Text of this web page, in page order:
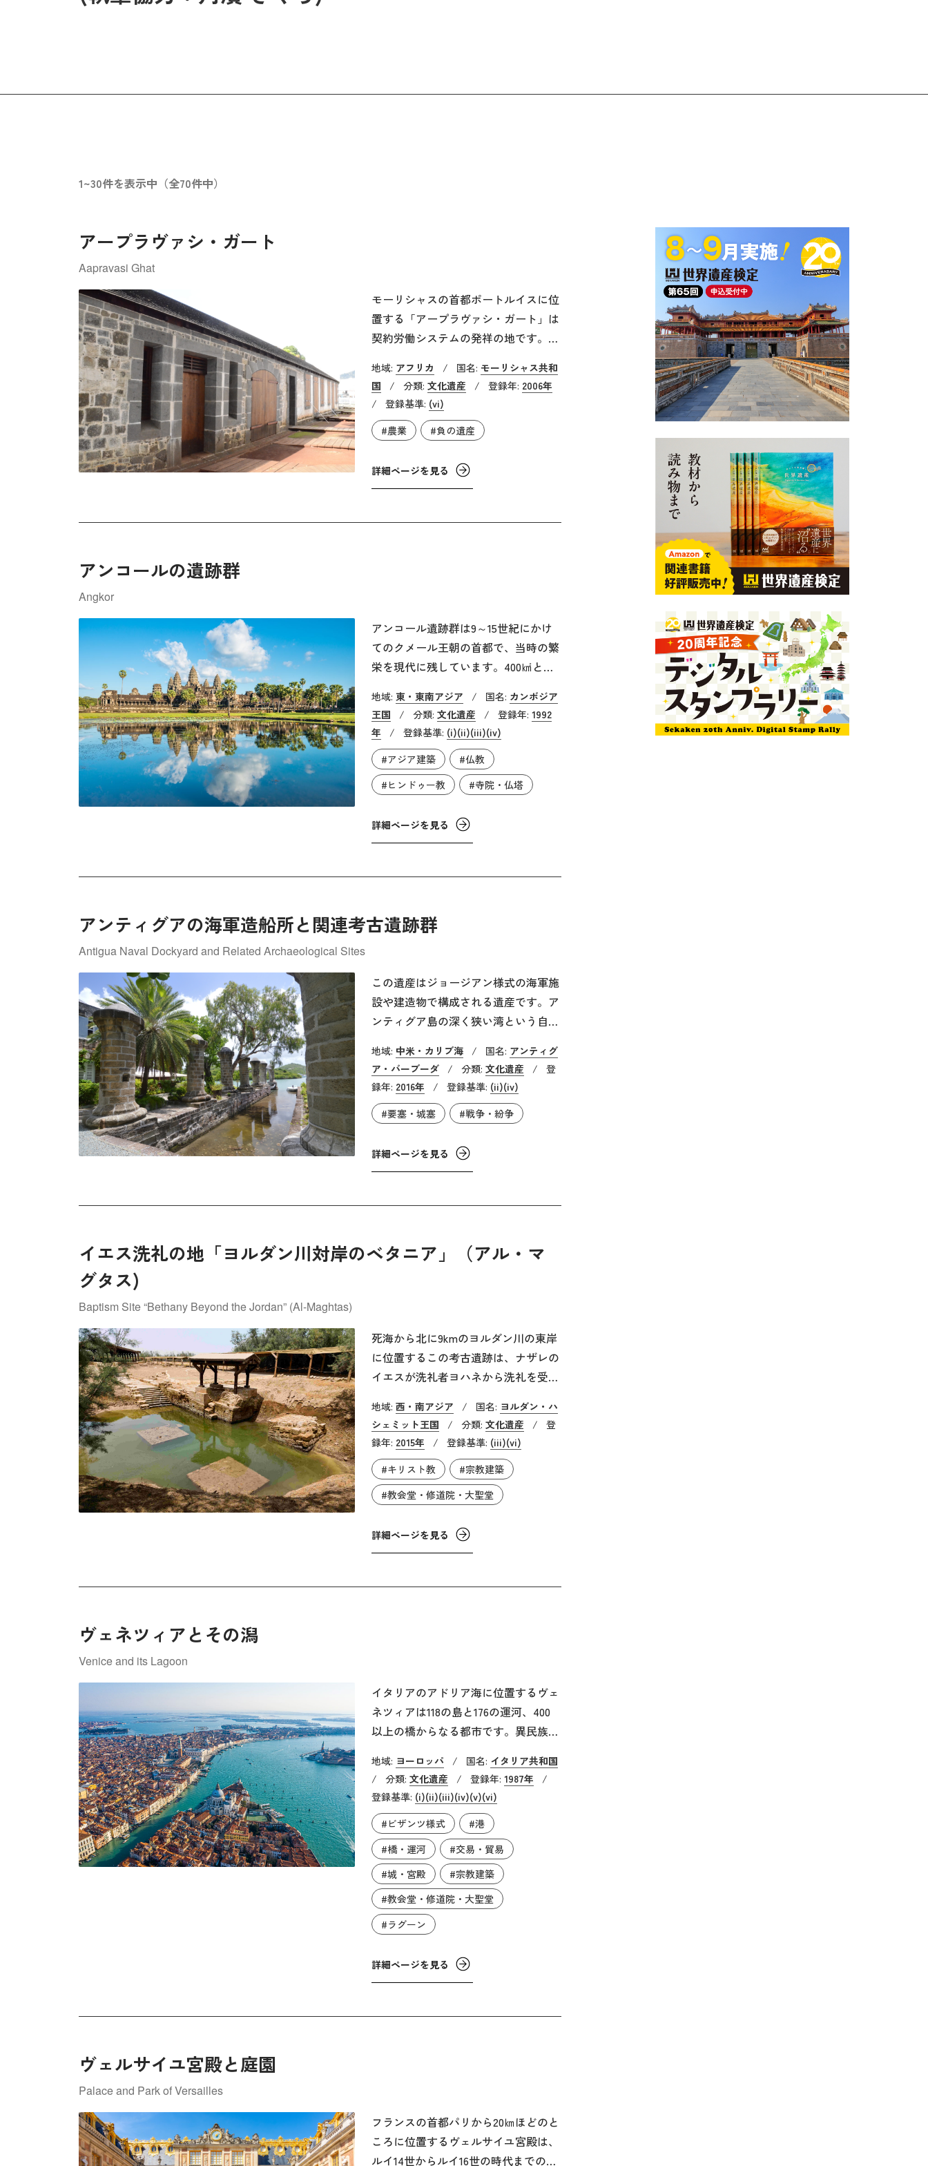
1~30件を表示中（全70件中）
アープラヴァシ・ガート
Aapravasi Ghat
モーリシャスの首都ポートルイスに位
置する「アープラヴァシ・ガート」は
契約労働システムの発祥の地です。ア
がサトウキビ農園での労働者として送
り込まれました。移民の大半はインド
からの移民でした。これらの年季労働
者の3分の1は祖国に帰国するか、別の
シャスに永住しました。現在のモーリ
シャスの人口の70％は当時の移民の子
地域: アフリカ / 国名: モーリシャス共和
国
/ 分類: 文化遺産 / 登録年: 2006年
/
登録基準: (vi)
#農業
#負の遺産
詳細ページを見る
アンコールの遺跡群
Angkor
アンコール遺跡群は9～15世紀にかけ
てのクメール王朝の首都で、当時の繁
栄を現代に残しています。400㎢とい
利施設などの遺構が残っています。登
録エリア内には多くの村が点在し、ア
ンコール朝の時代まで祖先が遡る村も
存在します。アンコール朝の歴代の王
は即位のたびに都城と寺院を造営し、
術が花開いた地域であると同時にクメ
ール美術を代表する地域でもあり、東
した。
地域: 東・東南アジア / 国名: カンボジア
王国
/ 分類: 文化遺産 / 登録年: 1992
年
/ 登録基準: (i)(ii)(iii)(iv)
#アジア建築
#仏教
#ヒンドゥー教
#寺院・仏塔
詳細ページを見る
アンティグアの海軍造船所と関連考古遺跡群
Antigua Naval Dockyard and Related Archaeological Sites
この遺産はジョージアン様式の海軍施
設や建造物で構成される遺産です。ア
ンティグア島の深く狭い湾という自然
に最適でした。18世紀末から19世紀初
頭の英仏植民地戦争期に、多くの建物
を建設し規模を拡大させました。英仏
植民地戦争が鎮まった後は、1889年に
イギリス海軍の艦艇の整備や拠点とし
ての重要な役割を担いました。閉鎖理
した。
地域: 中米・カリブ海 / 国名: アンティグ
ア・バーブーダ
/ 分類: 文化遺産 /
登
録年: 2016年 / 登録基準: (ii)(iv)
#要塞・城塞
#戦争・紛争
詳細ページを見る
イエス洗礼の地「ヨルダン川対岸のベタニア」（アル・マ
グタス)
Baptism Site “Bethany Beyond the Jordan” (Al-Maghtas)
死海から北に9kmのヨルダン川の東岸
に位置するこの考古遺跡は、ナザレの
イエスが洗礼者ヨハネから洗礼を受け
は預言者エリヤが天に昇ったとされる
聖エリヤの丘と、洗礼者である聖ヨハ
ネ教会群の2つの地区で構成されてい
ます。ローマ帝国やビザンツ帝国の時
代の教会や礼拝堂、修道院、洗礼のた
キリスト教徒の重要な巡礼地になって
います。そのためカトリック教徒だけ
な宗派のキリスト教徒がこの地を訪れ
地域: 西・南アジア / 国名: ヨルダン・ハ
シェミット王国
/ 分類: 文化遺産 /
登
録年: 2015年 / 登録基準: (iii)(vi)
#キリスト教
#宗教建築
#教会堂・修道院・大聖堂
詳細ページを見る
ヴェネツィアとその潟
Venice and its Lagoon
イタリアのアドリア海に位置するヴェ
ネツィアは118の島と176の運河、400
以上の橋からなる都市です。異民族の
(イタリア語でラグーナ)に都市を築き
ました。7世紀には本格的な建物が建
てられ、8世紀には形式上ではビザン
ツ帝国に従属しつつも、実質的に独立
を保ち、東方貿易の拠点として発展し
ました。10世紀には主要な海運国とな
り、1797年のナポレオン1世から侵略
を受けるまで約1,100年間自治都市とし
て独立し続けました。
地域: ヨーロッパ / 国名: イタリア共和国
/
分類: 文化遺産 / 登録年: 1987年
/
登録基準: (i)(ii)(iii)(iv)(v)(vi)
#ビザンツ様式
#港
#橋・運河
#交易・貿易
#城・宮殿
#宗教建築
#教会堂・修道院・大聖堂
#ラグーン
詳細ページを見る
ヴェルサイユ宮殿と庭園
Palace and Park of Versailles
フランスの首都パリから20㎞ほどのと
ころに位置するヴェルサイユ宮殿は、
ルイ14世からルイ16世の時代までのフ